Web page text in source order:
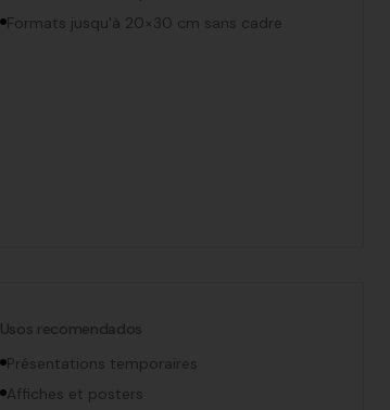
Formats jusqu'à 20×30 cm sans cadre
Usos recomendados
Présentations temporaires
Affiches et posters